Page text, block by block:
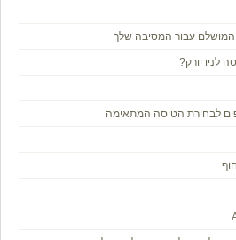
לניו יורק?
לבחירת הטיסה המתאימה